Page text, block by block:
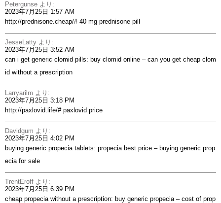
Petergunse より:
2023年7月25日 1:57 AM
http://prednisone.cheap/#40 mg prednisone pill
JesseLatty より:
2023年7月25日 3:52 AM
can i get generic clomid pills: buy clomid online – can you get cheap clom
id without a prescription
Larryarilm より:
2023年7月25日 3:18 PM
http://paxlovid.life/#paxlovid price
Davidgum より:
2023年7月25日 4:02 PM
buying generic propecia tablets: propecia best price – buying generic prop
ecia for sale
TrentEroff より:
2023年7月25日 6:39 PM
cheap propecia without a prescription: buy generic propecia – cost of prop